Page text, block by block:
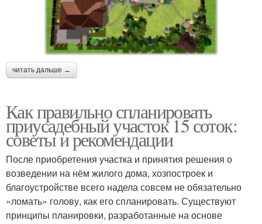
читать дальше →
Как правильно спланировать
приусадебный участок 15 соток:
советы и рекомендации
После приобретения участка и принятия решения о
возведении на нём жилого дома, хозпостроек и
благоустройстве всего надела совсем не обязательно
«ломать» голову, как его спланировать. Существуют
принципы планировки, разработанные на основе